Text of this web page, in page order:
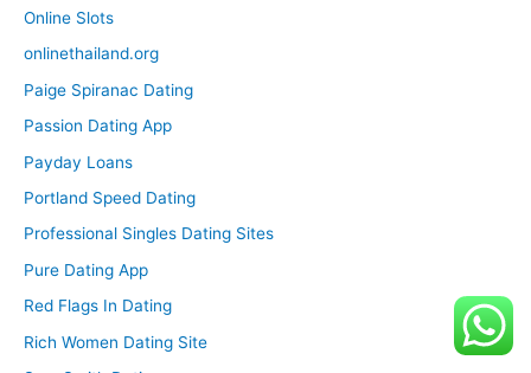
Online Slots
onlinethailand.org
Paige Spiranac Dating
Passion Dating App
Payday Loans
Portland Speed Dating
Professional Singles Dating Sites
Pure Dating App
Red Flags In Dating
Rich Women Dating Site